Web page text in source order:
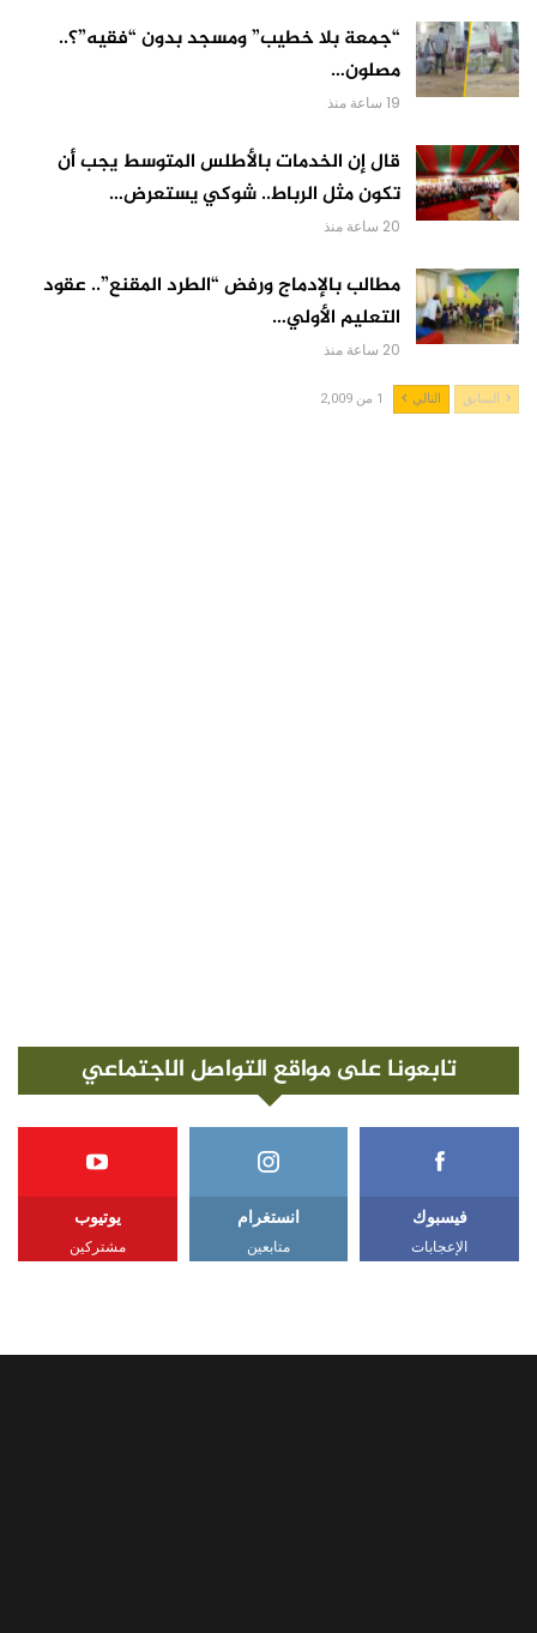
“جمعة بلا خطيب” ومسجد بدون “فقيه”؟..
مصلون…
19 ساعة منذ
قال إن الخدمات بالأطلس المتوسط يجب أن
تكون مثل الرباط.. شوكي يستعرض…
20 ساعة منذ
مطالب بالإدماج ورفض “الطرد المقنع”.. عقود
التعليم الأولي…
20 ساعة منذ
السابق التالي 1 من 2,009
تابعونا على مواقع التواصل الاجتماعي
فيسبوك
الإعجابات
انستغرام
متابعين
يوتيوب
مشتركين